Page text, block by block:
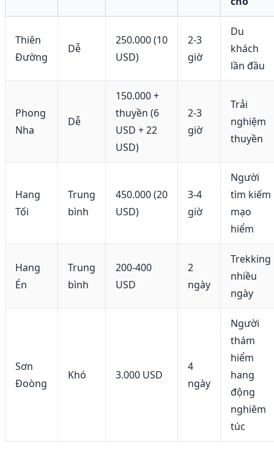
Thiên
Đường
Dễ
250.000 (10
USD)
2-3
giờ
Du
khách
lần đầu
Phong
Nha
Dễ
150.000 +
thuyền (6
USD + 22
USD)
2-3
giờ
Trải
nghiệm
thuyền
Hang
Tối
Trung
bình
450.000 (20
USD)
3-4
giờ
Người
tìm kiếm
mạo
hiểm
Hang
Én
Trung
bình
200-400
USD
2
ngày
Trekking
nhiều
ngày
Sơn
Đoòng
Khó 3.000 USD
4
ngày
Người
thám
hiểm
hang
động
nghiêm
túc